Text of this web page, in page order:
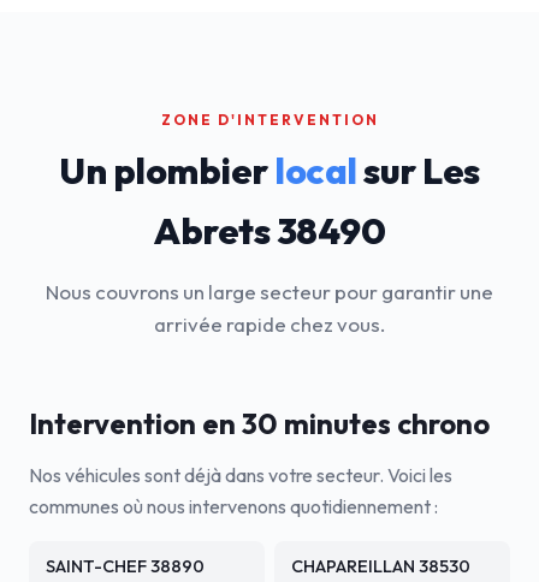
ZONE D'INTERVENTION
Un plombierlocalsur Les
Abrets 38490
Nous couvrons un large secteur pour garantir une
arrivée rapide chez vous.
Intervention en 30 minutes chrono
Nos véhicules sont déjà dans votre secteur. Voici les
communes où nous intervenons quotidiennement :
SAINT-CHEF 38890 CHAPAREILLAN 38530